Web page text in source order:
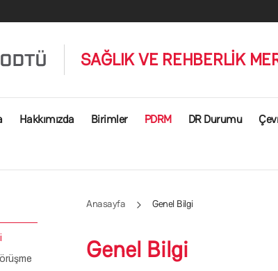
SAĞLIK VE REHBERLİK
menüsü
Hakkımızda Birimler PDRM DR Durumu
Anasayfa Genel Bilgi
Genel Bilgi